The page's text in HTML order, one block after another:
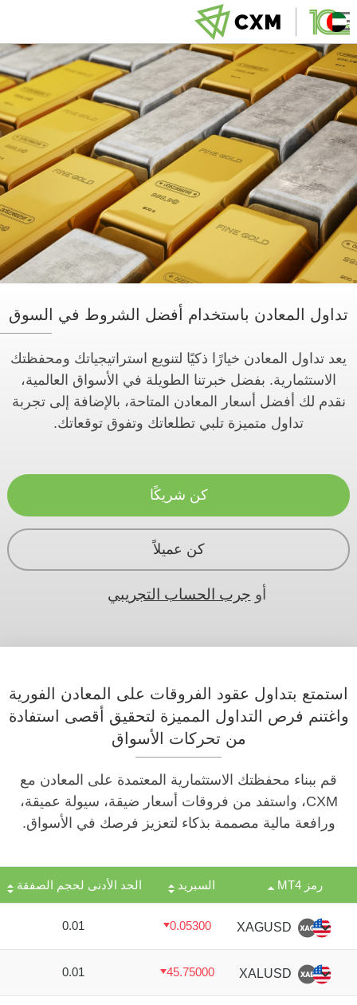
تداول المعادن باستخدام أفضل الشروط في السوق
يعد تداول المعادن خيارًا ذكيًا لتنويع استراتيجياتك ومحفظتك
الاستثمارية. بفضل خبرتنا الطويلة في الأسواق العالمية،
نقدم لك أفضل أسعار المعادن المتاحة، بالإضافة إلى تجربة
تداول متميزة تلبي تطلعاتك وتفوق توقعاتك.
كن شريكًا
كن عميلاً
أو جرب الحساب التجريبي
استمتع بتداول عقود الفروقات على المعادن الفورية
واغتنم فرص التداول المميزة لتحقيق أقصى استفادة
من تحركات الأسواق
قم ببناء محفظتك الاستثمارية المعتمدة على المعادن مع
CXM، واستفد من فروقات أسعار ضيقة، سيولة عميقة،
ورافعة مالية مصممة بذكاء لتعزيز فرصك في الأسواق.
رمز MT4 السبريد الحد الأدنى لحجم الصفقة
XAGUSD
0.05300
0.01
XALUSD
45.75000
0.01